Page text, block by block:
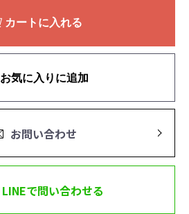
カートに入れる
お気に入りに追加
お問い合わせ
LINEで問い合わせる